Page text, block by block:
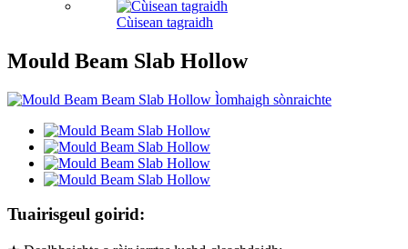
Cùisean tagraidh
Mould Beam Slab Hollow
Tuairisgeul goirid: